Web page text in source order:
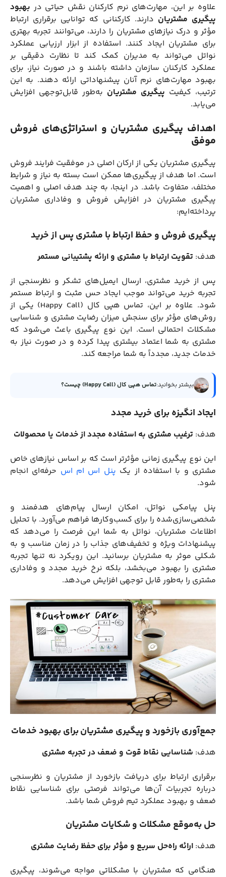
علاوه بر این، مهارت‌های نرم کارکنان نقش حیاتی در بهبود
پیگیری مشتریان دارند. کارکنانی که توانایی برقراری ارتباط
مؤثر و درک نیازهای مشتریان را دارند، می‌توانند تجربه بهتری
برای مشتریان ایجاد کنند. استفاده از ابزار ارزیابی عملکرد
نواتل می‌تواند به مدیران کمک کند تا نظارت دقیقی بر
عملکرد کارکنان سازمان داشته باشند و در صورت نیاز، برای
بهبود مهارت‌های نرم آنان پیشنهاداتی ارائه دهند. به این
ترتیب، کیفیت پیگیری مشتریان به‌طور قابل‌توجهی افزایش
می‌یابد.
اهداف پیگیری مشتریان و استراتژی‌های فروش
موفق
پیگیری مشتریان یکی از ارکان اصلی در موفقیت فرایند فروش
است. اما هدف از پیگیری‌ها ممکن است بسته به نیاز و شرایط
مختلف، متفاوت باشد. در اینجا، به چند هدف اصلی و اهمیت
پیگیری مشتریان در افزایش فروش و وفاداری مشتریان
پرداخته‌ایم:
پیگیری فروش و حفظ ارتباط با مشتری پس از خرید
هدف: تقویت ارتباط با مشتری و ارائه پشتیبانی مستمر
پس از خرید مشتری، ارسال ایمیل‌های تشکر و نظرسنجی از
تجربه خرید می‌تواند موجب ایجاد حس مثبت و ارتباط مستمر
شود. علاوه بر این، تماس هپی کال (Happy Call) یکی از
روش‌های مؤثر برای سنجش میزان رضایت مشتری و شناسایی
مشکلات احتمالی است. این نوع پیگیری باعث می‌شود که
مشتری به شما اعتماد بیشتری پیدا کرده و در صورت نیاز به
خدمات جدید، مجدداً به شما مراجعه کند.
بیشتر بخوانید:تماس هپی کال (Happy Call) چیست؟
ایجاد انگیزه برای خرید مجدد
هدف: ترغیب مشتری به استفاده مجدد از خدمات یا محصولات
این نوع پیگیری زمانی مؤثرتر است که بر اساس نیازهای خاص
مشتری و با استفاده از یک پنل اس ام اس حرفه‌ای انجام
شود.
پنل پیامکی نواتل، امکان ارسال پیام‌های هدفمند و
شخصی‌سازی‌شده را برای کسب‌وکارها فراهم می‌آورد. با تحلیل
اطلاعات مشتریان، نواتل به شما این فرصت را می‌دهد که
پیشنهادات ویژه و تخفیف‌های جذاب را در زمان مناسب و به
شکلی موثر به مشتریان برسانید. این رویکرد نه تنها تجربه
مشتری را بهبود می‌بخشد، بلکه نرخ خرید مجدد و وفاداری
مشتری را به‌طور قابل توجهی افزایش می‌دهد.
جمع‌آوری بازخورد و پیگیری مشتریان برای بهبود خدمات
هدف: شناسایی نقاط قوت و ضعف در تجربه مشتری
برقراری ارتباط برای دریافت بازخورد از مشتریان و نظرسنجی
درباره تجربیات آن‌ها می‌تواند فرصتی برای شناسایی نقاط
ضعف و بهبود عملکرد تیم فروش شما باشد.
حل به‌موقع مشکلات و شکایات مشتریان
هدف: ارائه راه‌حل سریع و مؤثر برای حفظ رضایت مشتری
هنگامی که مشتریان با مشکلاتی مواجه می‌شوند، پیگیری